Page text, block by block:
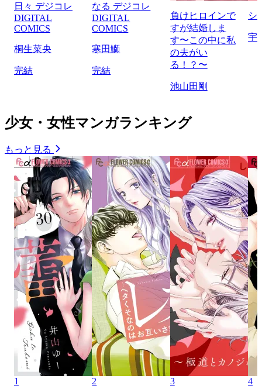
日々 デジコレ
DIGITAL
COMICS
桐生菜央
完結
なる デジコレ
DIGITAL
COMICS
寒田鰤
完結
負けヒロインで
すが結婚しま
す〜この中に私
の夫がい
る！？〜
池山田剛
シ
宇
少女・女性マンガランキング
もっと見る
1 2 3 4